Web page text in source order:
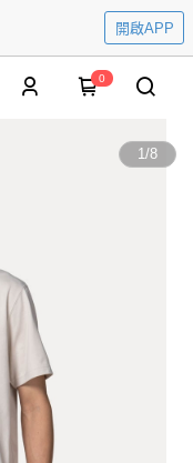
開啟APP
0
1/8